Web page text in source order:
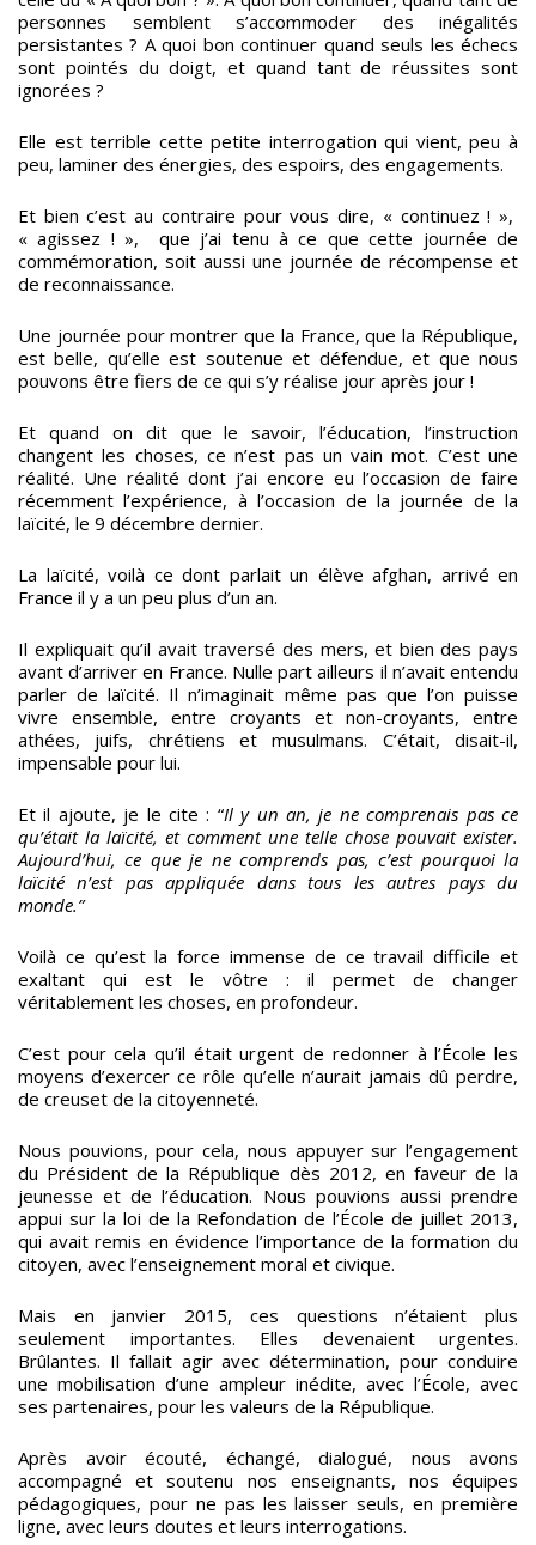
personnes semblent s’accommoder des inégalités
persistantes ? A quoi bon continuer quand seuls les échecs
sont pointés du doigt, et quand tant de réussites sont
ignorées ?
Elle est terrible cette petite interrogation qui vient, peu à
peu, laminer des énergies, des espoirs, des engagements.
Et bien c’est au contraire pour vous dire, « continuez ! »,
« agissez ! », que j’ai tenu à ce que cette journée de
commémoration, soit aussi une journée de récompense et
de reconnaissance.
Une journée pour montrer que la France, que la République,
est belle, qu’elle est soutenue et défendue, et que nous
pouvons être fiers de ce qui s’y réalise jour après jour !
Et quand on dit que le savoir, l’éducation, l’instruction
changent les choses, ce n’est pas un vain mot. C’est une
réalité. Une réalité dont j’ai encore eu l’occasion de faire
récemment l’expérience, à l’occasion de la journée de la
laïcité, le 9 décembre dernier.
La laïcité, voilà ce dont parlait un élève afghan, arrivé en
France il y a un peu plus d’un an.
Il expliquait qu’il avait traversé des mers, et bien des pays
avant d’arriver en France. Nulle part ailleurs il n’avait entendu
parler de laïcité. Il n’imaginait même pas que l’on puisse
vivre ensemble, entre croyants et non-croyants, entre
athées, juifs, chrétiens et musulmans. C’était, disait-il,
impensable pour lui.
Et il ajoute, je le cite : “Il y un an, je ne comprenais pas ce
qu’était la laïcité, et comment une telle chose pouvait exister.
Aujourd’hui, ce que je ne comprends pas, c’est pourquoi la
laïcité n’est pas appliquée dans tous les autres pays du
monde.”
Voilà ce qu’est la force immense de ce travail difficile et
exaltant qui est le vôtre : il permet de changer
véritablement les choses, en profondeur.
C’est pour cela qu’il était urgent de redonner à l’École les
moyens d’exercer ce rôle qu’elle n’aurait jamais dû perdre,
de creuset de la citoyenneté.
Nous pouvions, pour cela, nous appuyer sur l’engagement
du Président de la République dès 2012, en faveur de la
jeunesse et de l’éducation. Nous pouvions aussi prendre
appui sur la loi de la Refondation de l’École de juillet 2013,
qui avait remis en évidence l’importance de la formation du
citoyen, avec l’enseignement moral et civique.
Mais en janvier 2015, ces questions n’étaient plus
seulement importantes. Elles devenaient urgentes.
Brûlantes. Il fallait agir avec détermination, pour conduire
une mobilisation d’une ampleur inédite, avec l’École, avec
ses partenaires, pour les valeurs de la République.
Après avoir écouté, échangé, dialogué, nous avons
accompagné et soutenu nos enseignants, nos équipes
pédagogiques, pour ne pas les laisser seuls, en première
ligne, avec leurs doutes et leurs interrogations.